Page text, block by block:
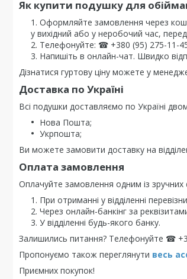
Як купити подушку для
Оформляйте замовлення через
у вихідний або у неробочий час,
Телефонуйте: ☎ +380 (95) 275-11-
Напишіть в онлайн-чат. Швидко
Дізнатися гуртову ціну можете у
Доставка по Україні
Всі подушки доставляємо по Україні
Нова Пошта;
Укрпошта;
Ви можете замовити доставку на
Оплата замовлення
Оплачуйте замовлення одним із зручних
При отриманні у відділенні
Через онлайн-банкінг за
У відділенні будь-якого банку.
Залишились питання? Телефонуйте ☎
Пропонуємо також переглянути весь
Приємних покупок!